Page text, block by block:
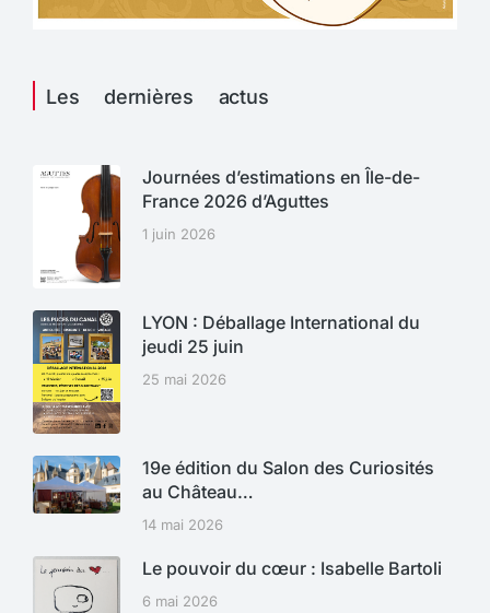
Les dernières actus
Journées d’estimations en Île-de-
France 2026 d’Aguttes
1 juin 2026
LYON : Déballage International du
jeudi 25 juin
25 mai 2026
19e édition du Salon des Curiosités
au Château…
14 mai 2026
Le pouvoir du cœur : Isabelle Bartoli
6 mai 2026